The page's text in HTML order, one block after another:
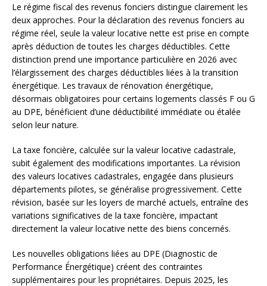
Le régime fiscal des revenus fonciers distingue clairement les
deux approches. Pour la déclaration des revenus fonciers au
régime réel, seule la valeur locative nette est prise en compte
après déduction de toutes les charges déductibles. Cette
distinction prend une importance particulière en 2026 avec
l’élargissement des charges déductibles liées à la transition
énergétique. Les travaux de rénovation énergétique,
désormais obligatoires pour certains logements classés F ou G
au DPE, bénéficient d’une déductibilité immédiate ou étalée
selon leur nature.
La taxe foncière, calculée sur la valeur locative cadastrale,
subit également des modifications importantes. La révision
des valeurs locatives cadastrales, engagée dans plusieurs
départements pilotes, se généralise progressivement. Cette
révision, basée sur les loyers de marché actuels, entraîne des
variations significatives de la taxe foncière, impactant
directement la valeur locative nette des biens concernés.
Les nouvelles obligations liées au DPE (Diagnostic de
Performance Énergétique) créent des contraintes
supplémentaires pour les propriétaires. Depuis 2025, les